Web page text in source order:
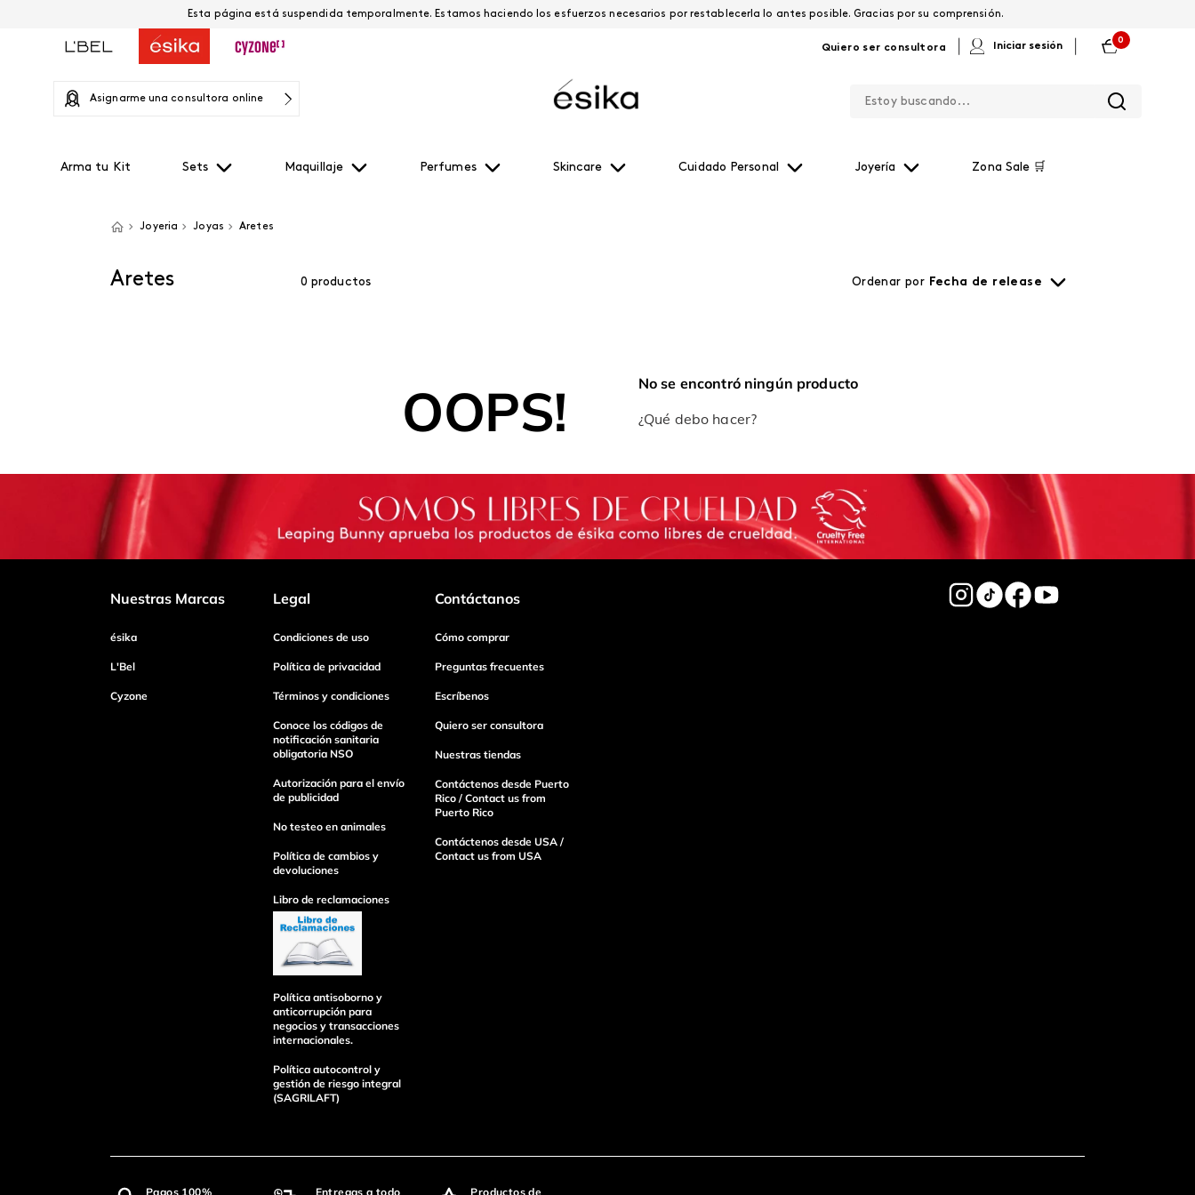
Quiero ser consultora Iniciar sesión
0
Asignarme una consultora online
Arma tu Kit Sets Maquillaje Perfumes Skincare Cuidado Personal Joyería Zona Sale 🛒
Esta página está suspendida temporalmente. Estamos haciendo los esfuerzos necesarios por restablecerla lo antes posible. Gracias por su comprensión.
Joyeria Joyas Aretes
Aretes 0 productos Ordenar por Fecha de release
OOPS!
No se encontró ningún producto
¿Qué debo hacer?
Nuestras Marcas
ésika
L'Bel
Cyzone
Legal
Condiciones de uso
Política de privacidad
Términos y condiciones
Conoce los códigos de
notificación sanitaria
obligatoria NSO
Autorización para el envío
de publicidad
No testeo en animales
Política de cambios y
devoluciones
Libro de reclamaciones
Política antisoborno y
anticorrupción para
negocios y transacciones
internacionales.
Política autocontrol y
gestión de riesgo integral
(SAGRILAFT)
Contáctanos
Cómo comprar
Preguntas frecuentes
Escríbenos
Quiero ser consultora
Nuestras tiendas
Contáctenos desde Puerto
Rico / Contact us from
Puerto Rico
Contáctenos desde USA /
Contact us from USA
Pagos 100% Entregas a todo Productos de